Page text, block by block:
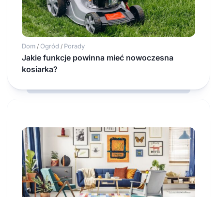
Dom / Ogród / Porady
Jakie funkcje powinna mieć nowoczesna
kosiarka?